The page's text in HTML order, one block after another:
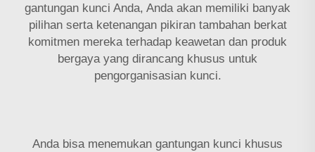
gantungan kunci Anda, Anda akan memiliki banyak
pilihan serta ketenangan pikiran tambahan berkat
komitmen mereka terhadap keawetan dan produk
bergaya yang dirancang khusus untuk
pengorganisasian kunci.
Anda bisa menemukan gantungan kunci khusus